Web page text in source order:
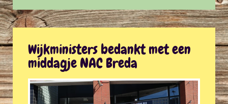
Wijkministers bedankt met een
middagje NAC Breda